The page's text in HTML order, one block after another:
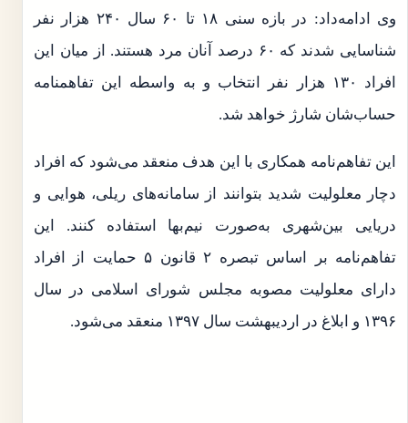
وی ادامه‌داد: در بازه سنی ۱۸ تا ۶۰ سال ۲۴۰ هزار نفر
شناسایی شدند که ۶۰ درصد آنان مرد هستند. از میان این
افراد ۱۳۰ هزار نفر انتخاب و به واسطه این تفاهمنامه
حساب‌شان شارژ خواهد شد.
این تفاهم‌نامه همکاری با این هدف منعقد می‌شود که افراد
دچار معلولیت شدید بتوانند از سامانه‌های ریلی، هوایی و
دریایی بین‌شهری به‌صورت نیم‌بها استفاده کنند. این
تفاهم‌نامه بر اساس تبصره ۲ قانون ۵ حمایت از افراد
دارای معلولیت مصوبه مجلس شورای اسلامی در سال
۱۳۹۶ و ابلاغ در اردیبهشت سال ۱۳۹۷ منعقد می‌شود.